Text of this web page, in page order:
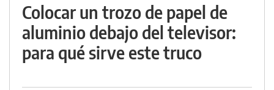
Colocar un trozo de papel de
aluminio debajo del televisor:
para qué sirve este truco